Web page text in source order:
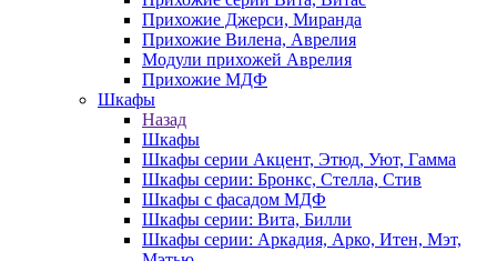
Прихожие Джерси, Миранда
Прихожие Вилена, Аврелия
Модули прихожей Аврелия
Прихожие МДФ
Шкафы
Назад
Шкафы
Шкафы серии Акцент, Этюд, Уют, Гамма
Шкафы серии: Бронкс, Стелла, Стив
Шкафы с фасадом МДФ
Шкафы серии: Вита, Билли
Шкафы серии: Аркадия, Арко, Итен, Мэт,